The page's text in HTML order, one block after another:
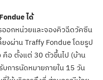
ได้
ออกหน่วยและจองคิวฉีดวัคซีน
งผ่าน Traffy Fondue โดยรูป
คือ ตั้งแต่ 30 ตัวขึ้นไป (บ้าน
บการนัดหมายภายใน 15 วัน